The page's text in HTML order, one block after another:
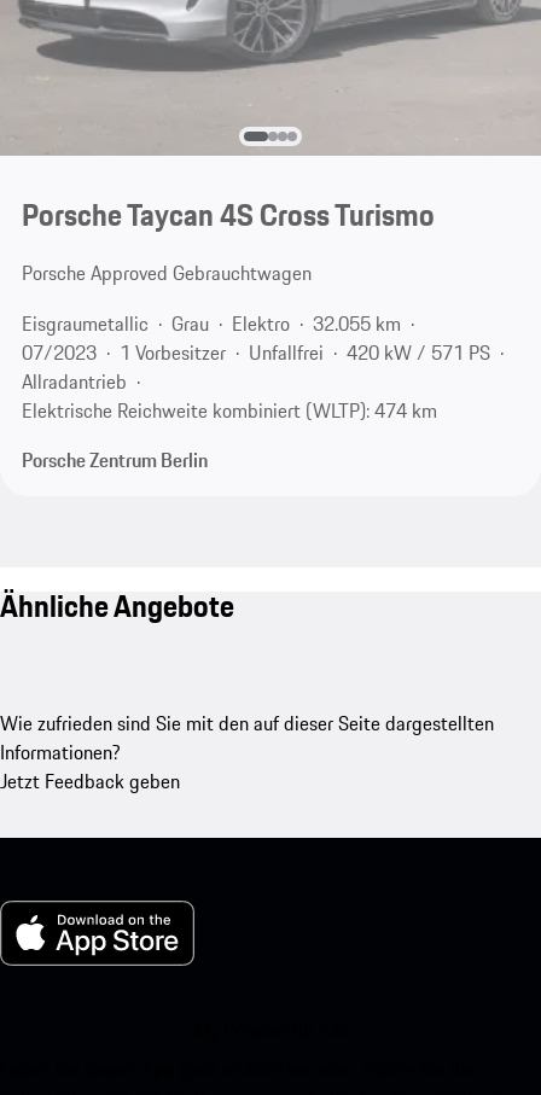
Porsche Taycan 4S Cross Turismo
Porsche Approved Gebrauchtwagen
Eisgraumetallic
Grau Elektro
32.055 km
07/2023
1 Vorbesitzer Unfallfrei
420 kW / 571 PS
Allradantrieb
Elektrische Reichweite kombiniert (WLTP): 474 km
Porsche Zentrum Berlin
Ähnliche Angebote
Wie zufrieden sind Sie mit den auf dieser Seite dargestellten
Informationen?
Jetzt Feedback geben